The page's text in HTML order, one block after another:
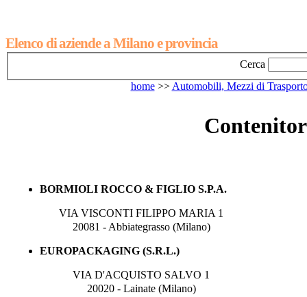
Elenco di aziende a Milano e provincia
Cerca
home>> Automobili, Mezzi di
BORMIOLI ROCCO & FIGLIO S.P.A.
VIA VISCONTI FILIPPO MARIA 1
20081 - Abbiategrasso (Milano)
EUROPACKAGING (S.R.L.)
VIA D'ACQUISTO SALVO 1
20020 - Lainate (Milano)